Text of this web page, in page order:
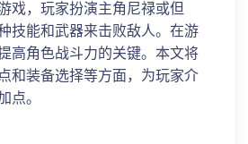
戏，玩家扮演主角尼禄或但
技能和武器来击败敌人。在游
高角色战斗力的关键。本文将
和装备选择等方面，为玩家介
点。